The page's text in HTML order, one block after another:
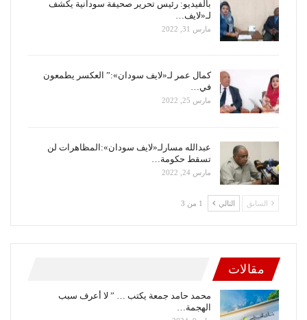
بالفيديو: رئيس تحرير صحيفة سودانية يكشف
لـ«لايف…
مارس 31, 2022
كمال عمر لـ«لايف سودان»:” العكسر يطمعون
في…
مارس 25, 2022
عبدالله مسارلـ«لايف سودان»:المظاهرات لن
تسقط حكومة…
مارس 24, 2022
السابق التالي 1 من 3
مقالات
محمد حامد جمعة يكتب … ” لا أعرف سبب
الهجمة…